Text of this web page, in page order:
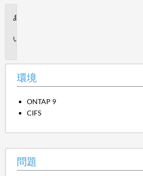
環境
ONTAP 9
CIFS
問題